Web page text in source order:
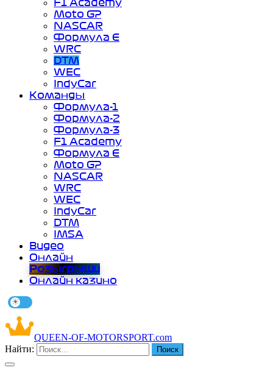
F1 Academy
Moto GP
NASCAR
Формула Е
WRC
DTM
WEC
IndyCar
Команды
Формула-1
Формула-2
Формула-3
F1 Academy
Формула Е
Moto GP
NASCAR
WRC
WEC
IndyCar
DTM
IMSA
Видео
Онлайн
Розыгрыши
Онлайн казино
QUEEN-OF-MOTORSPORT.com
Найти: